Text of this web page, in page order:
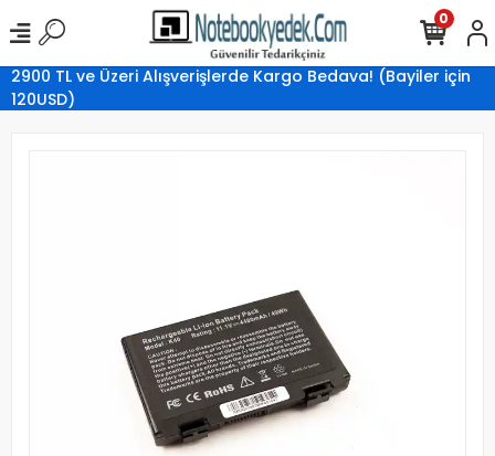
2900 TL ve Üzeri Alışverişlerde Kargo Bedava! (Bayiler için
120USD)
0